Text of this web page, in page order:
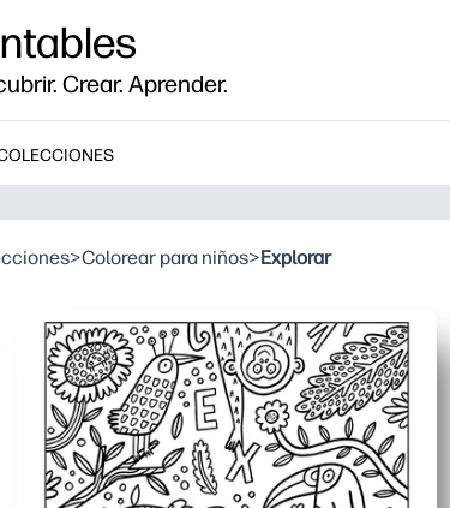
Crear. Aprender.
>Colorear para niños>Explorar